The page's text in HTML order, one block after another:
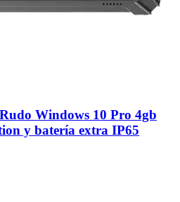
Windows 10 Pro 4gb
y batería extra IP65